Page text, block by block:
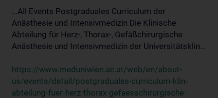
...All Events Postgraduales Curriculum der
Anästhesie und Intensivmedizin Die Klinische
Abteilung für Herz-, Thorax-, Gefäßchirurgische
Anästhesie und Intensivmedizin der Universitätsklin...
https://www.meduniwien.ac.at/web/en/about-
us/events/detail/postgraduales-curriculum-klin-
abteilung-fuer-herz-thorax-gefaesschirurgische-